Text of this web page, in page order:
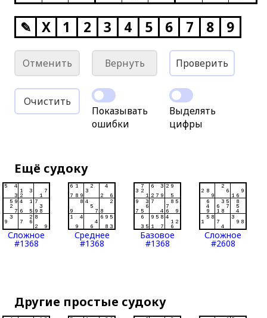
✎ X 1 2 3 4 5 6 7 8 9
Отменить Вернуть Проверить
Очистить
Показывать
ошибки
Выделять
цифры
Ещё судоку
Сложное
#1368
Среднее
#1368
Базовое
#1368
Сложное
#2608
Другие простые судоку